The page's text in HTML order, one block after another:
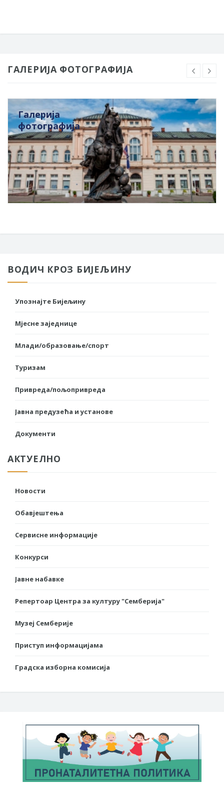
ГАЛЕРИЈА ФОТОГРАФИЈА
Галерија
фотографија
ВОДИЧ КРОЗ БИЈЕЉИНУ
Упознајте Бијељину
Мјесне заједнице
Млади/образовање/спорт
Туризам
Привреда/пољопривреда
Јавна предузећа и установе
Документи
АКТУЕЛНО
Новости
Обавјештења
Сервисне информације
Конкурси
Јавне набавке
Репертоар Центра за културу "Семберија"
Музеј Семберије
Приступ информацијама
Градска изборна комисија